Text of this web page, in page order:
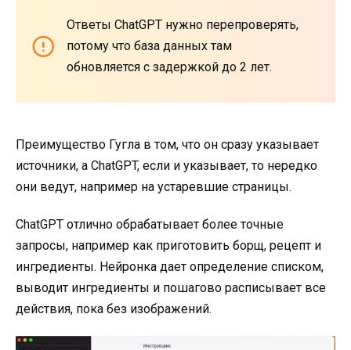
Ответы ChatGPT нужно перепроверять,
потому что база данных там
обновляется с задержкой до 2 лет.
Преимущество Гугла в том, что он сразу указывает
источники, а ChatGPT, если и указывает, то нередко
они ведут, например на устаревшие страницы.
ChatGPT отлично обрабатывает более точные
запросы, например как приготовить борщ, рецепт и
ингредиенты. Нейронка дает определение списком,
выводит ингредиенты и пошагово расписывает все
действия, пока без изображений.